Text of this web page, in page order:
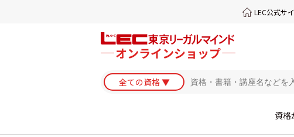
LEC公式サ
資格